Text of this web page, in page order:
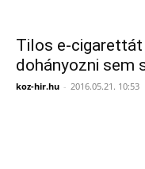
Tilos e-
dohányozni sem
koz-hir.hu - 2016.05.21. 10:53